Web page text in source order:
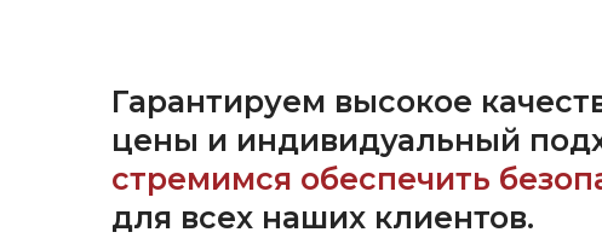
Гарантируем высокое
цены и индивидуальный
стремимся обеспечить
для всех наших клиентов.